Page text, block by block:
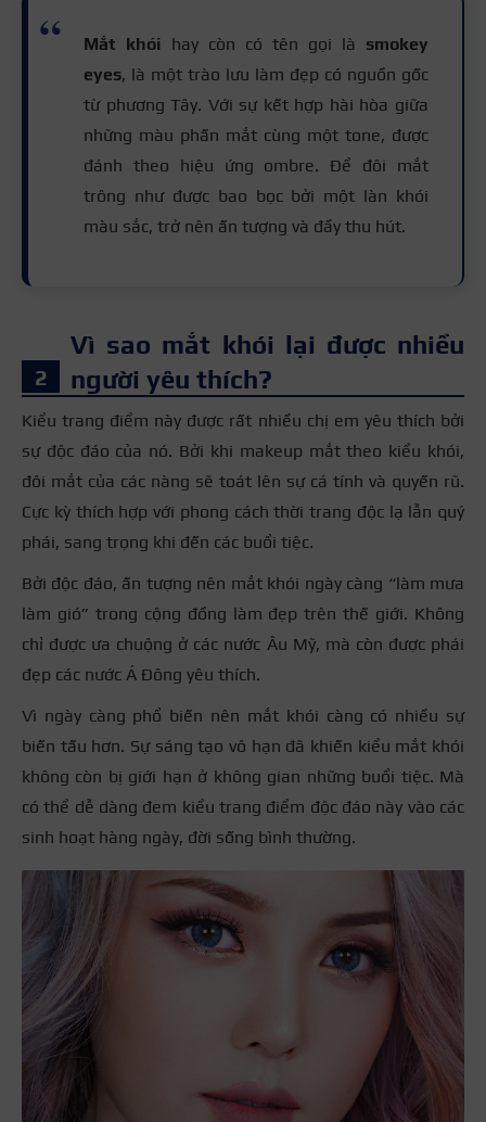
Mắt khói hay còn có tên gọi là smokey
eyes, là một trào lưu làm đẹp có nguồn gốc
từ phương Tây. Với sự kết hợp hài hòa giữa
những màu phấn mắt cùng một tone, được
đánh theo hiệu ứng ombre. Để đôi mắt
trông như được bao bọc bởi một làn khói
màu sắc, trở nên ấn tượng và đầy thu hút.
Vì sao mắt khói lại được nhiều
người yêu thích?
Kiểu trang điểm này được rất nhiều chị em yêu thích bởi
sự độc đáo của nó. Bởi khi makeup mắt theo kiểu khói,
đôi mắt của các nàng sẽ toát lên sự cá tính và quyến rũ.
Cực kỳ thích hợp với phong cách thời trang độc lạ lẫn quý
phái, sang trọng khi đến các buổi tiệc.
Bởi độc đáo, ấn tượng nên mắt khói ngày càng “làm mưa
làm gió” trong cộng đồng làm đẹp trên thế giới. Không
chỉ được ưa chuộng ở các nước Âu Mỹ, mà còn được phái
đẹp các nước Á Đông yêu thích.
Vì ngày càng phổ biến nên mắt khói càng có nhiều sự
biến tấu hơn. Sự sáng tạo vô hạn đã khiến kiểu mắt khói
không còn bị giới hạn ở không gian những buổi tiệc. Mà
có thể dễ dàng đem kiểu trang điểm độc đáo này vào các
sinh hoạt hàng ngày, đời sống bình thường.